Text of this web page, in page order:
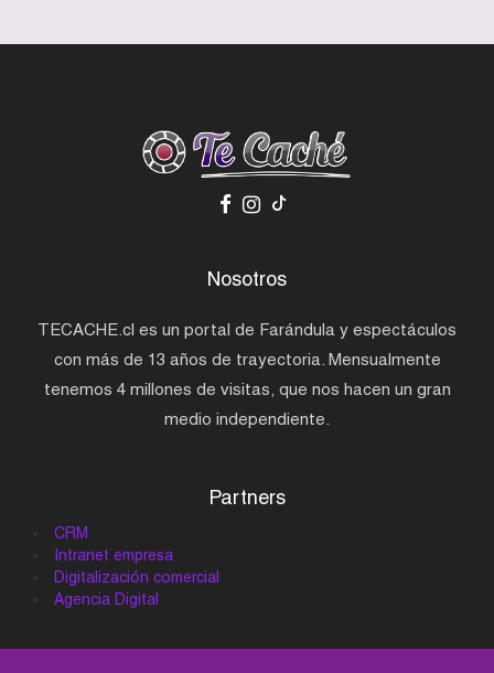
Nosotros
TECACHE.cl es un portal de Farándula y espectáculos
con más de 13 años de trayectoria. Mensualmente
tenemos 4 millones de visitas, que nos hacen un gran
medio independiente.
Partners
CRM
Intranet empresa
Digitalización comercial
Agencia Digital